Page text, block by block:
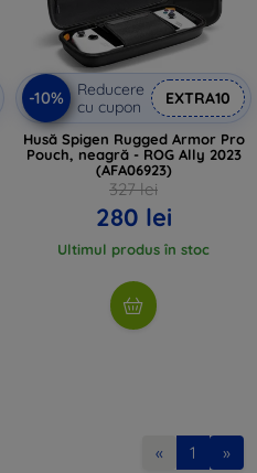
-10%
Reducere
cu cupon
EXTRA10
Husă Spigen Rugged Armor Pro
Pouch, neagră - ROG Ally 2023
(AFA06923)
327 lei
280 lei
Ultimul produs în stoc
« 1 »